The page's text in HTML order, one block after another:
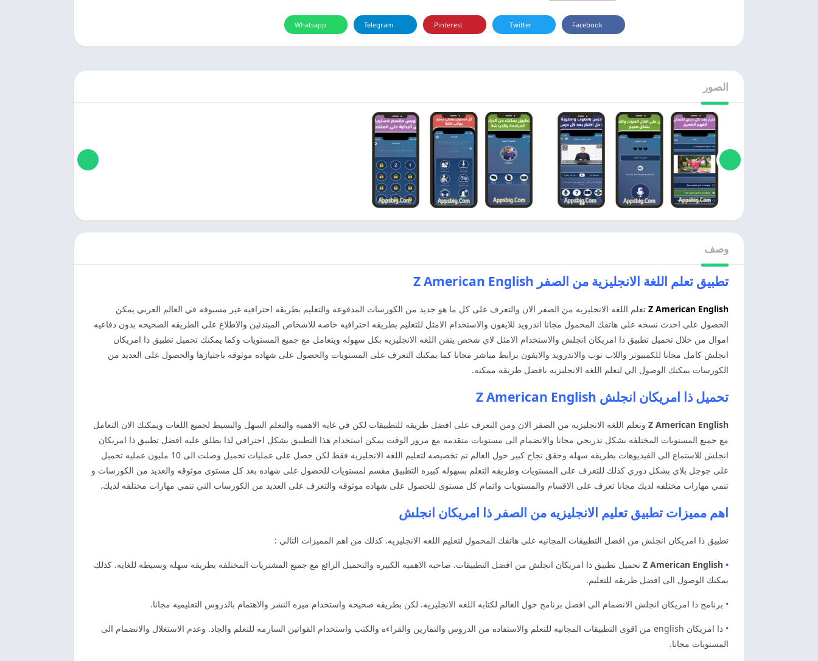
Facebook
Twitter
Pinterest
Telegram
Whatsapp
الصور
وصف
تطبيق تعلم اللغة الانجليزية من الصفر Z American English
Z American English تعلم اللغه الانجليزيه من الصفر الان والتعرف على كل ما هو جديد من الكورسات المدفوعه والتعليم بطريقه احترافيه غير مسبوقه في العالم العربي يمكن
الحصول على احدث نسخه على هاتفك المحمول مجانا اندرويد للايفون والاستخدام الامثل للتعليم بطريقه احترافيه خاصه للاشخاص المبتدئين والاطلاع على الطريقه الصحيحه بدون دفاعيه
اموال من خلال تحميل تطبيق ذا امريكان انجلش والاستخدام الامثل لاي شخص يتقن اللغه الانجليزيه بكل سهوله ويتعامل مع جميع المستويات وكما يمكنك تحميل تطبيق ذا امريكان
انجلش كامل مجانا للكمبيوتر واللاب توب والاندرويد والايفون برابط مباشر مجانا كما يمكنك التعرف على المستويات والحصول على شهاده موثوقه باجتيازها والحصول على العديد من
الكورسات يمكنك الوصول الي لتعلم اللغه الانجليزيه بافضل طريقه ممكنه.
تحميل ذا امريكان انجلش Z American English
Z American English وتعلم اللغه الانجليزيه من الصفر الان ومن التعرف على افضل طريقه للتطبيقات لكن في غايه الاهميه والتعلم السهل والبسيط لجميع اللغات ويمكنك الان التعامل
مع جميع المستويات المختلفه بشكل تدريجي مجانا والانضمام الى مستويات متقدمه مع مرور الوقت يمكن استخدام هذا التطبيق بشكل احترافي لذا يطلق عليه افضل تطبيق ذا امريكان
انجلش للاستماع الى الفيديوهات بطريقه سهله وحقق نجاح كبير حول العالم تم تخصيصه لتعليم اللغه الانجليزيه فقط لكن حصل على عمليات تحميل وصلت الى 10 مليون عمليه تحميل
على جوجل بلاي بشكل دوري كذلك للتعرف على المستويات وطريقه التعلم بسهوله كبيره التطبيق مقسم لمستويات للحصول على شهاده بعد كل مستوى موثوقه والعديد من الكورسات و
تنمي مهارات مختلفه لديك مجانا تعرف على الاقسام والمستويات واتمام كل مستوى للحصول على شهاده موثوقه والتعرف على العديد من الكورسات التي تنمي مهارات مختلفه لديك.
اهم مميزات تطبيق تعليم الانجليزيه من الصفر ذا امريكان انجلش
تطبيق ذا امريكان انجلش من افضل التطبيقات المجانيه على هاتفك المحمول لتعليم اللغه الانجليزيه. كذلك من اهم المميزات التالي :
•
Z American English تحميل تطبيق ذا امريكان انجلش من افضل التطبيقات. صاحبه الاهميه الكبيره والتحميل الرائع مع جميع المشتريات المختلفه بطريقه سهله وبسيطه للغايه. كذلك
يمكنك الوصول الى افضل طريقه للتعليم.
• برنامج ذا امريكان انجلش الانضمام الى افضل برنامج حول العالم لكتابه اللغه الانجليزيه. لكن بطريقه صحيحه واستخدام ميزه النشر والاهتمام بالدروس التعليميه مجانا.
•
ذا امريكان ‏english من اقوى التطبيقات المجانيه للتعلم والاستفاده من الدروس والتمارين والقراءه والكتب واستخدام القوانين السارمه للتعلم والجاد. وعدم الاستغلال والانضمام الى
المستويات مجانا.